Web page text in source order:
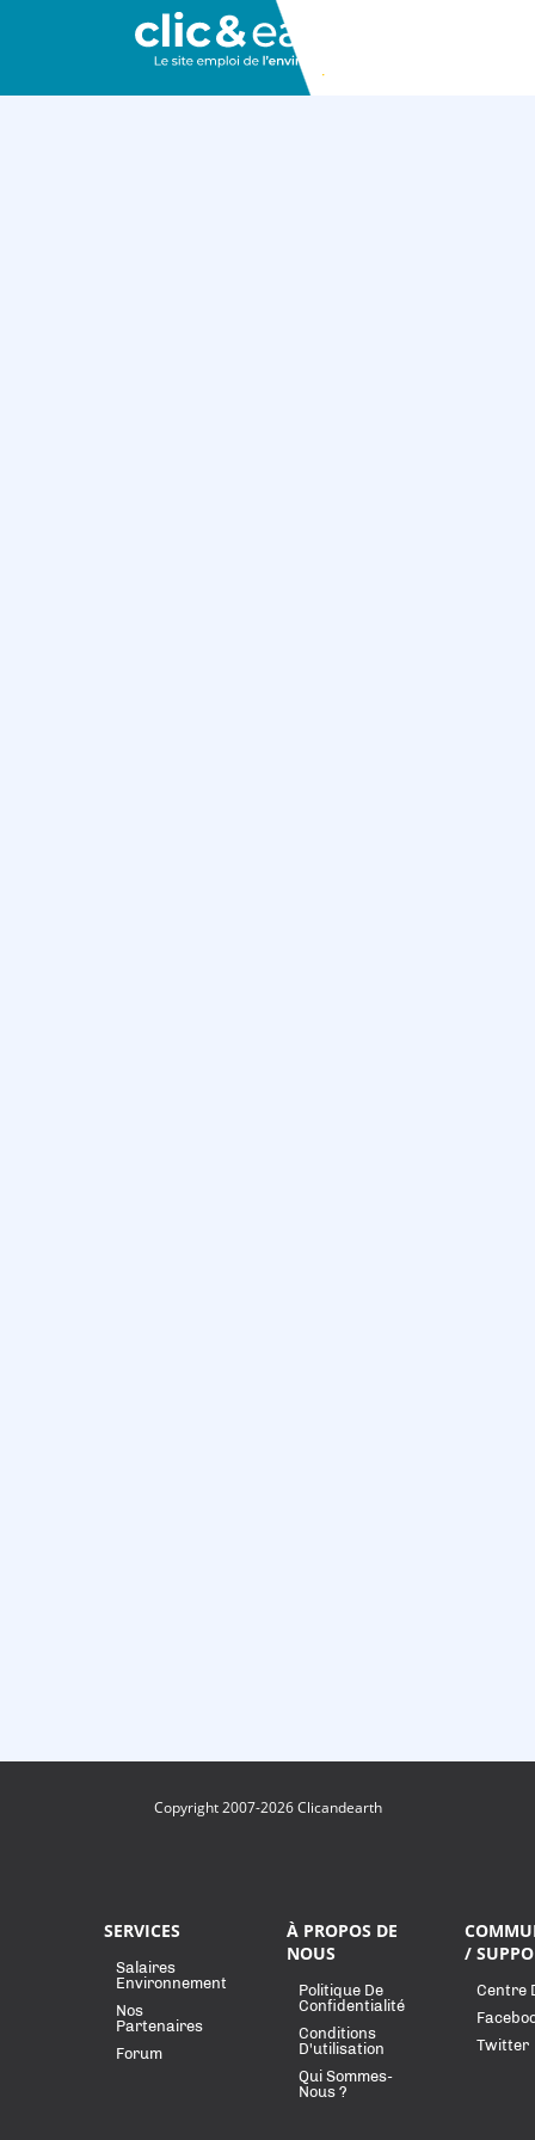
Copyright 2007-2026 Clicandearth
SERVICES
Salaires
Environnement
Nos
Partenaires
Forum
À PROPOS DE
NOUS
Politique De
Confidentialité
Conditions
D'utilisation
Qui Sommes-
Nous ?
/
Centre
Twitter